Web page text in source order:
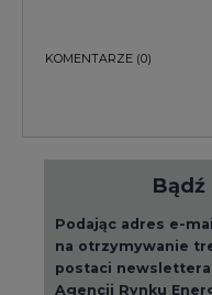
KOMENTARZE (0)
Bądź
Podając adres e-
na otrzymywanie
postaci
Agencji Rynku